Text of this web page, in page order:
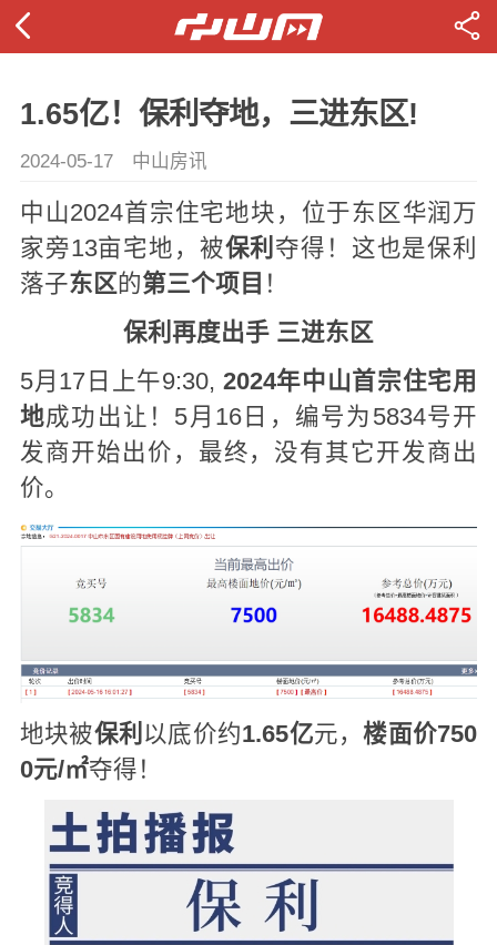
1.65亿！保利夺地，三进东区!
2024-05-17 中山房讯
中山2024首宗住宅地块，位于东区华润万
家旁13亩宅地，被保利 夺得！ 这也是保利
落子东区的第三个项目 ！
保利再度出手 三进东区
5月17日上午9:30, 2024年中山首宗住宅用
地成功出让！ 5月16日，编号为5834号开
发商开始出价，最终，没有其它开发商出
价。
地块被保利 以底价约1.65亿元，楼面价750
0元/㎡夺得！